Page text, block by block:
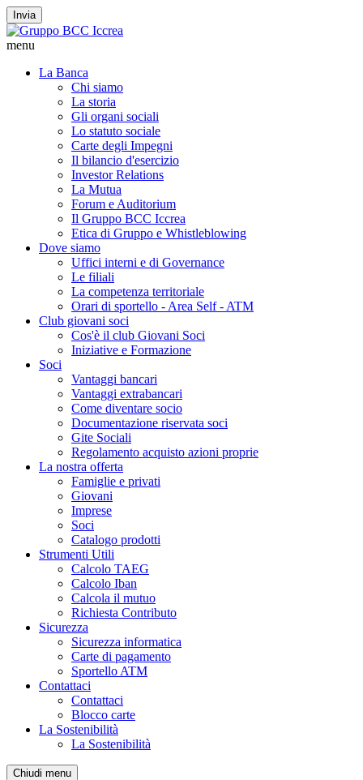
Invia
menu
La Banca
Chi siamo
La storia
Gli organi sociali
Lo statuto sociale
Carte degli Impegni
Il bilancio d'esercizio
Investor Relations
La Mutua
Forum e Auditorium
Il Gruppo BCC Iccrea
Etica di Gruppo e Whistleblowing
Dove siamo
Uffici interni e di Governance
Le filiali
La competenza territoriale
Orari di sportello - Area Self - ATM
Club giovani soci
Cos'è il club Giovani Soci
Iniziative e Formazione
Soci
Vantaggi bancari
Vantaggi extrabancari
Come diventare socio
Documentazione riservata soci
Gite Sociali
Regolamento acquisto azioni proprie
La nostra offerta
Famiglie e privati
Giovani
Imprese
Soci
Catalogo prodotti
Strumenti Utili
Calcolo TAEG
Calcolo Iban
Calcola il mutuo
Richiesta Contributo
Sicurezza
Sicurezza informatica
Carte di pagamento
Sportello ATM
Contattaci
Contattaci
Blocco carte
La Sostenibilità
La Sostenibilità
Chiudi menu